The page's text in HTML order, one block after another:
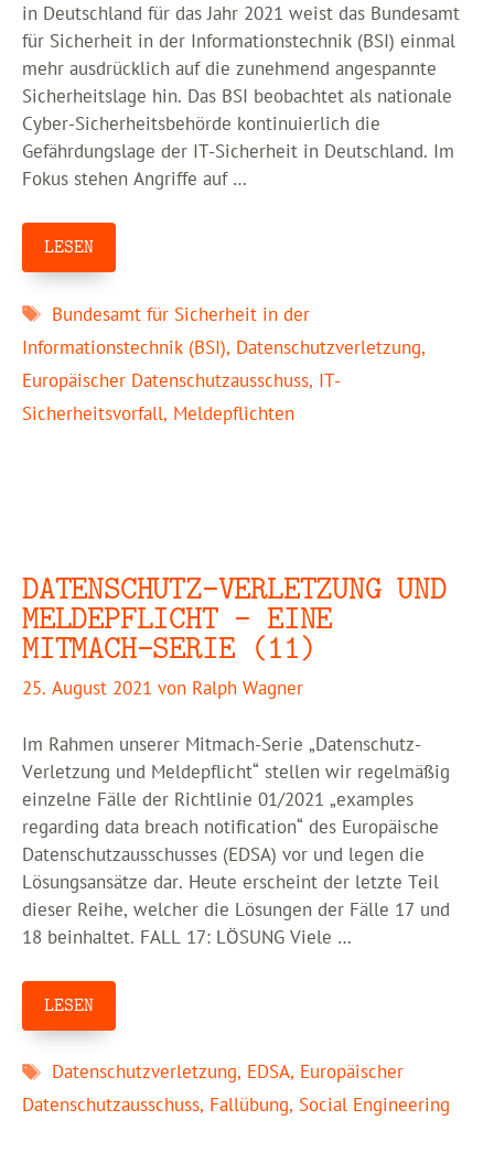
in Deutschland für das Jahr 2021 weist das Bundesamt
für Sicherheit in der Informationstechnik (BSI) einmal
mehr ausdrücklich auf die zunehmend angespannte
Sicherheitslage hin. Das BSI beobachtet als nationale
Cyber-Sicherheitsbehörde kontinuierlich die
Gefährdungslage der IT-Sicherheit in Deutschland. Im
Fokus stehen Angriffe auf …
LESEN
Schlagwörter
Bundesamt für Sicherheit in der
Informationstechnik (BSI), Datenschutzverletzung,
Europäischer Datenschutzausschuss, IT-
Sicherheitsvorfall, Meldepflichten
DATENSCHUTZ-VERLETZUNG UND
MELDEPFLICHT – EINE
MITMACH-SERIE (11)
25. August 2021 von Ralph Wagner
Im Rahmen unserer Mitmach-Serie „Datenschutz-
Verletzung und Meldepflicht“ stellen wir regelmäßig
einzelne Fälle der Richtlinie 01/2021 „examples
regarding data breach notification“ des Europäische
Datenschutzausschusses (EDSA) vor und legen die
Lösungsansätze dar. Heute erscheint der letzte Teil
dieser Reihe, welcher die Lösungen der Fälle 17 und
18 beinhaltet. FALL 17: LÖSUNG Viele …
LESEN
Schlagwörter
Datenschutzverletzung, EDSA, Europäischer
Datenschutzausschuss, Fallübung, Social Engineering